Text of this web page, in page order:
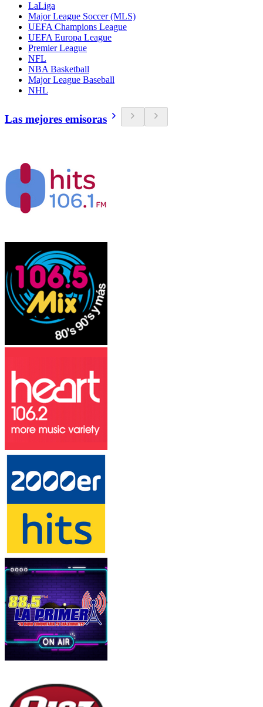
LaLiga
Major League Soccer (MLS)
UEFA Champions League
UEFA Europa League
Premier League
NFL
NBA Basketball
Major League Baseball
NHL
Las mejores emisoras